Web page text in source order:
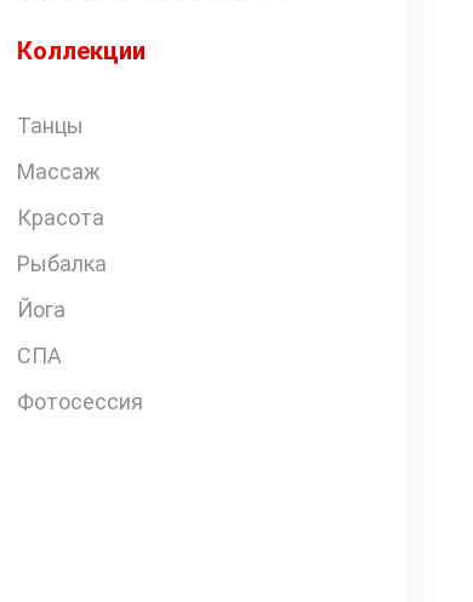
Коллекции
Танцы
Массаж
Красота
Рыбалка
Йога
СПА
Фотосессия